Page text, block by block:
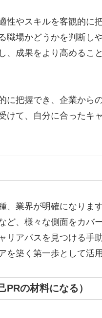
性やスキルを客観的に
職場かどうかを判断し
、成果をより高めるこ
に把握でき、企業から
けて、自分に合ったキ
、業界が明確になりま
ど、様々な側面をカバ
リアパスを見つける手
築く第一歩として活
の材料になる）